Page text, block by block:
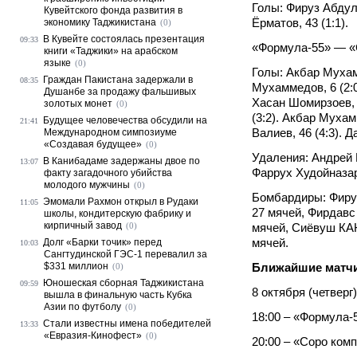
Голы: Фируз
Ёрматов, 43 (1:1).
«Формула-55» —
Голы: Акбар
Мухаммедов, 6
Хасан
(3:2). Акбар
Валиев, 46 (4:3).
Удаления: Андрей
Фаррух
Бомбардиры:
27 мячей,
мячей, Сиёвуш
мячей.
Ближайшие
8 октября (четверг)
18:00 –
20:00 – «Соро
Кувейтского фонда развития в
экономику Таджикистана (0)
09:33
В Кувейте состоялась презентация
книги «Таджики» на арабском
языке (0)
08:35
Граждан Пакистана задержали в
Душанбе за продажу фальшивых
золотых монет (0)
21:41
Будущее человечества обсудили на
Международном симпозиуме
«Создавая будущее» (0)
13:07
В Канибадаме задержаны двое по
факту загадочного убийства
молодого мужчины (0)
11:05 Эмомали Рахмон открыл в Рудаки
школы, кондитерскую фабрику и
кирпичный завод (0)
10:03 Долг «Барки точик» перед
Сангтудинской ГЭС-1 перевалил за
$331 миллион (0)
09:59
Юношеская сборная Таджикистана
вышла в финальную часть Кубка
Азии по футболу (0)
13:33 Стали известны имена победителей
«Евразия-Кинофест» (0)